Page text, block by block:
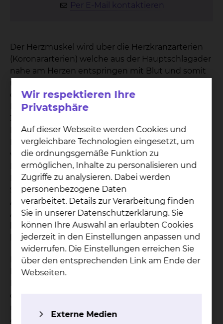
Per E-Mail kontaktieren
Der Herzmuskel wird über die Herzkranzarterien
(Koronararterien) welche aus der Hauptschlagader
nahe am Herzen entspringen mit Blut und somit
der Alterung und aufgrund von verschiedenen
Risikofaktoren wie z.B. Bluthochdruck,
Zuckerkrankheit oder Rauchen kann es zu einer
Einengung (Stenose) dieser Gefäße kommen.
Hierdurch kann der Durchfluss von Blut
vollständig oder teilweise unterbrochen werden.
Hierbei spricht man von der koronaren
Herzkrankheit. Typische Symptome sind
Schmerzen im Brustkorb, welche in den linken
Arm ausstrahlen können (Angina Pectoris),
Atemnot oder Übelkeit. Ein Herzinfarkt mit
lebensbedrohlichen Herzrhythmusstörungen
kann die Folge sein.
Durch die Aufdehnung der Engstelle mittels
Ballonkatheter und durch die Implantation eines
oftmals erfolgreich behandelt werden. Erst wenn
Aufdehnung mittels Katheter nicht möglich ist,
Wir respektieren Ihre
Privatsphäre
Auf dieser Webseite werden Cookies und
vergleichbare Technologien eingesetzt, um
die ordnungsgemäße Funktion zu
ermöglichen, Inhalte zu personalisieren und
Zugriffe zu analysieren. Dabei werden
personenbezogene Daten
verarbeitet. Details zur Verarbeitung finden
Sie in unserer Datenschutzerklärung. Sie
können Ihre Auswahl an erlaubten Cookies
jederzeit in den Einstellungen anpassen und
widerrufen. Die Einstellungen erreichen Sie
über den entsprechenden Link am Ende der
Webseiten.
Externe Medien